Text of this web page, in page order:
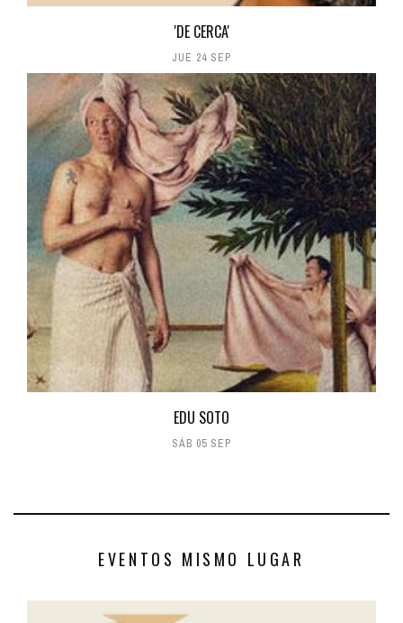
'DE CERCA'
JUE 24 SEP
EDU SOTO
SÁB 05 SEP
EVENTOS MISMO LUGAR